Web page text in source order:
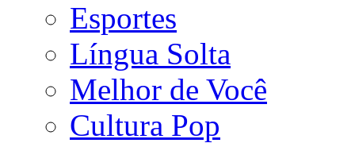
Esportes
Língua Solta
Melhor de Você
Cultura Pop